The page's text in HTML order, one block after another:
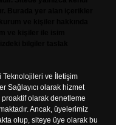
Teknolojileri ve İletişim
Sağlayıcı olarak hizmet
olarak denetleme
Ancak, üyelerimiz
olup, siteye üye olarak bu